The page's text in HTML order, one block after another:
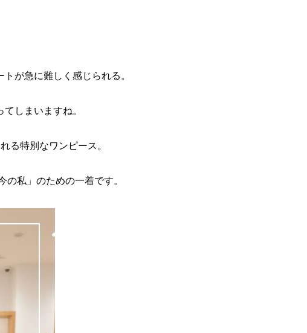
が急に難しく感じられる。
しまいますね。
る特別なワンピース。
私」のための一着です。